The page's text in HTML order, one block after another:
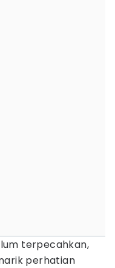
terpecahkan,
perhatian